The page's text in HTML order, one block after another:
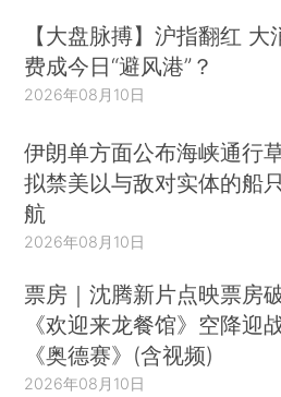
【大盘脉搏】沪指翻红 大
费成今日“避风港”？
2026年08月10日
伊朗单方面公布海峡通行
拟禁美以与敌对实体的船
航
2026年08月10日
票房｜沈腾新片点映票房
《欢迎来龙餐馆》空降迎
《奥德赛》(含视频)
2026年08月10日